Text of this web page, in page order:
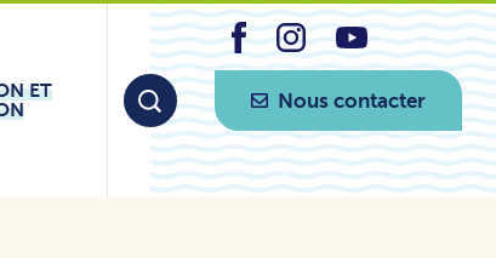
ET
Nous contacter